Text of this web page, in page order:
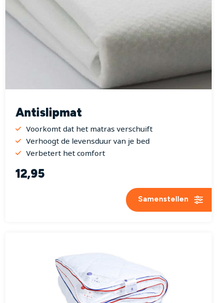
Antislipmat
Voorkomt dat het matras verschuift
Verhoogt de levensduur van je bed
Verbetert het comfort
12,95
Samenstellen